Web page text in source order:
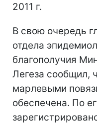
2011 г.
В свою очередь
отдела
благополучия
Легеза сообщил,
марлевыми
обеспечена. По